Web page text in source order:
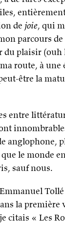
de joie, qui
parcours
du plaisir
route, à une
être la
entre
anglophone,
le monde
sauf nous.
la première
citais « Les